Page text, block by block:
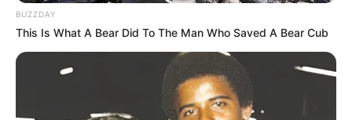
BUZZDAY
This Is What A Bear Did To The Man Who Saved A Bear Cub